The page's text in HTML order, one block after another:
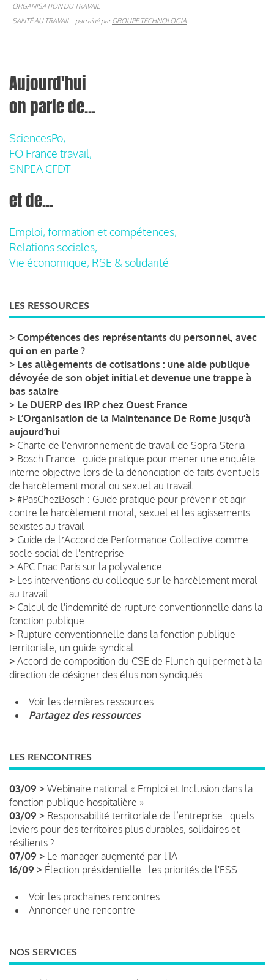
ORGANISATION DU TRAVAIL
SANTÉ AU TRAVAIL
parrainé parGROUPE TECHNOLOGIA
Aujourd'hui
on parle de...
SciencesPo,
FO France travail,
SNPEA CFDT
et de...
Emploi, formation et compétences,
Relations sociales,
Vie économique, RSE & solidarité
LES RESSOURCES
> Compétences des représentants du personnel, avec
qui on en parle ?
> Les allègements de cotisations : une aide publique
dévoyée de son objet initial et devenue une trappe à
bas salaire
> Le DUERP des IRP chez Ouest France
> L’Organisation de la Maintenance De Rome jusqu’à
aujourd’hui
> Charte de l'environnement de travail de Sopra-Steria
> Bosch France : guide pratique pour mener une enquête
interne objective lors de la dénonciation de faits éventuels
de harcèlement moral ou sexuel au travail
> #PasChezBosch : Guide pratique pour prévenir et agir
contre le harcèlement moral, sexuel et les agissements
sexistes au travail
> Guide de lʼAccord de Performance Collective comme
socle social de l'entreprise
> APC Fnac Paris sur la polyvalence
> Les interventions du colloque sur le harcèlement moral
au travail
> Calcul de l'indemnité de rupture conventionnelle dans la
fonction publique
> Rupture conventionnelle dans la fonction publique
territoriale, un guide syndical
> Accord de composition du CSE de Flunch qui permet à la
direction de désigner des élus non syndiqués
Voir les dernières ressources
Partagez des ressources
LES RENCONTRES
03/09 > Webinaire national « Emploi et Inclusion dans la
fonction publique hospitalière »
03/09 > Responsabilité territoriale de l’entreprise : quels
leviers pour des territoires plus durables, solidaires et
résilients ?
07/09 > Le manager augmenté par l'IA
16/09 > Élection présidentielle : les priorités de l'ESS
Voir les prochaines rencontres
Annoncer une rencontre
NOS SERVICES